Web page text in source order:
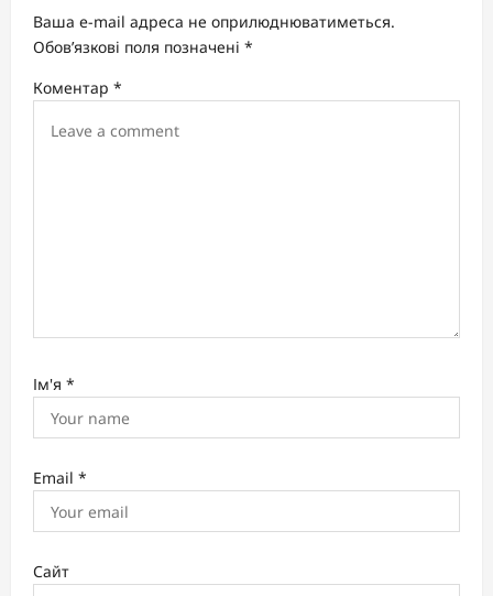
a
t
i
Ваша e-mail адреса не оприлюднюватиметься.
Обов’язкові поля позначені *
Коментар *
Ім'я *
Email *
Сайт